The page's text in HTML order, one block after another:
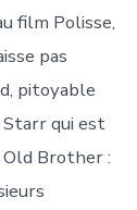
film Polisse,
pas
pitoyable
Starr qui est
Old Brother :